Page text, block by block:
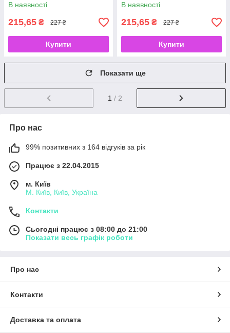
В наявності
215,65 ₴ 227 ₴
Купити
В наявності
215,65 ₴ 227 ₴
Купити
Показати ще
1 / 2
Про нас
99% позитивних з 164 відгуків за рік
Працює з 22.04.2015
м. Київ
М. Київ, Київ, Україна
Контакти
Сьогодні працює з 08:00 до 21:00
Показати весь графік роботи
Про нас
Контакти
Доставка та оплата